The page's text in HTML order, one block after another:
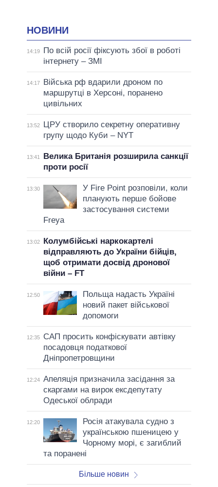
НОВИНИ
14:19
По всій росії фіксують збої в роботі
інтернету – ЗМІ
14:17
Війська рф вдарили дроном по
маршрутці в Херсоні, поранено
цивільних
13:52
ЦРУ створило секретну оперативну
групу щодо Куби – NYT
13:41
Велика Британія розширила санкції
проти росії
13:30
У Fire Point розповіли, коли
планують перше бойове
застосування системи
Freya
13:02
Колумбійські наркокартелі
відправляють до України бійців,
щоб отримати досвід дронової
війни – FT
12:50
Польща надасть Україні
новий пакет військової
допомоги
12:35
САП просить конфіскувати автівку
посадовця податкової
Дніпропетровщини
12:24 Апеляція призначила засідання за
скаргами на вирок ексдепутату
Одеської облради
12:20
Росія атакувала судно з
українською пшеницею у
Чорному морі, є загиблий
та поранені
Більше новин